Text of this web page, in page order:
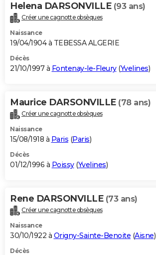
Helena DARSONVILLE (93 ans)
Créer une cagnotte obsèques
Naissance
19/04/1904 à TEBESSA ALGERIE
Décès
21/10/1997 à Fontenay-le-Fleury(Yvelines)
Maurice DARSONVILLE (78 ans)
Créer une cagnotte obsèques
Naissance
15/08/1918 à Paris (Paris)
Décès
01/12/1996 à Poissy(Yvelines)
Rene DARSONVILLE (73 ans)
Créer une cagnotte obsèques
Naissance
30/10/1922 à Origny-Sainte-Benoite (Aisne)
Décès